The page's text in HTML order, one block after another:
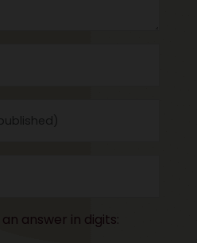
answer in digits: